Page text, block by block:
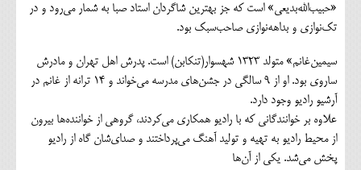
«حبیب‌الله‌بدیعی» است که جز بهترین شاگردان استاد صبا به شمار می‌رود و در
تک‌نوازی و بداهه‌نوازی صاحب‌سبک بود.
سیمین‌غانم» متولد 1323 شهسوار(تنکابن) است. پدرش اهل تهران و مادرش
ساروی بود. او از 9 سالگی در جشن‌های مدرسه می‌خواند و 14 ترانه از غانم در
آرشیو رادیو وجود دارد.
علاوه بر خوانندگانی که با رادیو همکاری می‌کردند، گروهی از خواننده‌ها بیرون
از محیط رادیو به تهیه و تولید آهنگ می‌پرداختند و صدای‌شان گاه از رادیو
پخش می‌شد. یکی از آن‌ها